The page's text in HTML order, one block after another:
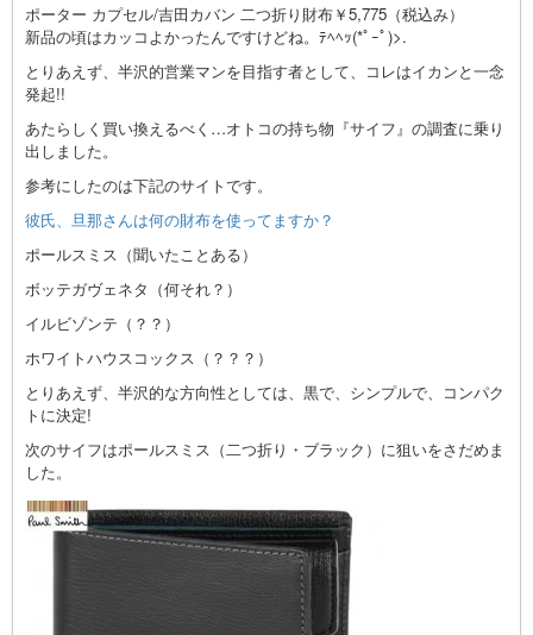
ポーター カプセル/吉田カバン 二つ折り財布￥5,775（税込み）
新品の頃はカッコよかったんですけどね。ﾃﾍﾍｯ(*ﾟｰﾟ)>.
とりあえず、半沢的営業マンを目指す者として、コレはイカンと一念
発起!!
あたらしく買い換えるべく…オトコの持ち物『サイフ』の調査に乗り
出しました。
参考にしたのは下記のサイトです。
彼氏、旦那さんは何の財布を使ってますか？
ポールスミス（聞いたことある）
ボッテガヴェネタ（何それ？）
イルビゾンテ（？？）
ホワイトハウスコックス（？？？）
とりあえず、半沢的な方向性としては、黒で、シンプルで、コンパク
トに決定!
次のサイフはポールスミス（二つ折り・ブラック）に狙いをさだめま
した。